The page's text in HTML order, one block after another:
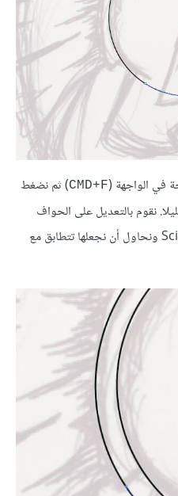
في الواجهة (CMD+F) ثم نضغط
نقوم بالتعديل على الحواف
باستخدام أداة المقص Scissors tool ونحاول أن نجعلها تتطابق مع